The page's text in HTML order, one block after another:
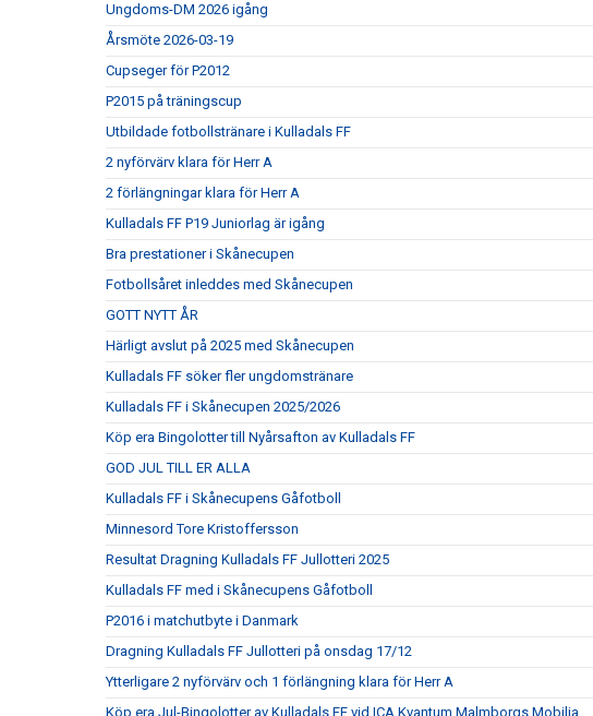
Ungdoms-DM 2026 igång
Årsmöte 2026-03-19
Cupseger för P2012
P2015 på träningscup
Utbildade fotbollstränare i Kulladals FF
2 nyförvärv klara för Herr A
2 förlängningar klara för Herr A
Kulladals FF P19 Juniorlag är igång
Bra prestationer i Skånecupen
Fotbollsåret inleddes med Skånecupen
GOTT NYTT ÅR
Härligt avslut på 2025 med Skånecupen
Kulladals FF söker fler ungdomstränare
Kulladals FF i Skånecupen 2025/2026
Köp era Bingolotter till Nyårsafton av Kulladals FF
GOD JUL TILL ER ALLA
Kulladals FF i Skånecupens Gåfotboll
Minnesord Tore Kristoffersson
Resultat Dragning Kulladals FF Jullotteri 2025
Kulladals FF med i Skånecupens Gåfotboll
P2016 i matchutbyte i Danmark
Dragning Kulladals FF Jullotteri på onsdag 17/12
Ytterligare 2 nyförvärv och 1 förlängning klara för Herr A
Köp era Jul-Bingolotter av Kulladals FF vid ICA Kvantum Malmborgs Mobilia